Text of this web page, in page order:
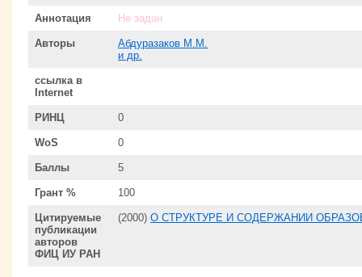
Аннотация Не задан
Авторы
Абдуразаков М.М.
и др.
ссылка в
Internet
РИНЦ 0
WoS 0
Баллы 5
Грант % 100
Цитируемые
публикации
авторов
ФИЦ ИУ РАН
(2000) О СТРУКТУРЕ И СОДЕРЖАНИИ